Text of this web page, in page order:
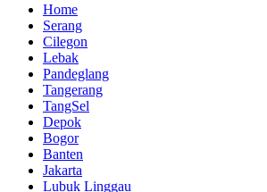
Home
Serang
Cilegon
Lebak
Pandeglang
Tangerang
TangSel
Depok
Bogor
Banten
Jakarta
Lubuk Linggau